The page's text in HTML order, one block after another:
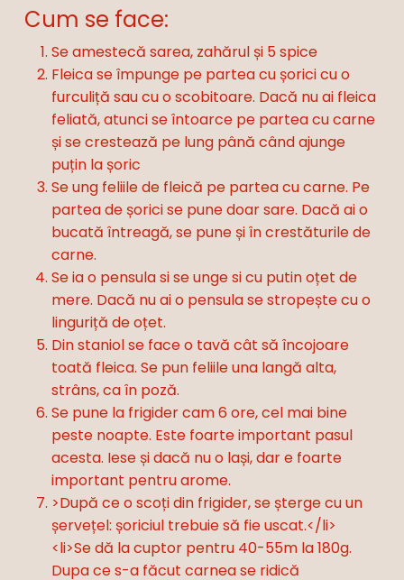
Cum se face:
Se amestecă sarea, zahărul și 5 spice
Fleica se împunge pe partea cu șorici cu o
furculiță sau cu o scobitoare. Dacă nu ai fleica
feliată, atunci se întoarce pe partea cu carne
și se crestează pe lung până când ajunge
puțin la șoric
Se ung feliile de fleică pe partea cu carne. Pe
partea de șorici se pune doar sare. Dacă ai o
bucată întreagă, se pune și în crestăturile de
carne.
Se ia o pensula si se unge si cu putin oțet de
mere. Dacă nu ai o pensula se stropește cu o
linguriță de oțet.
Din staniol se face o tavă cât să încojoare
toată fleica. Se pun feliile una langă alta,
strâns, ca în poză.
Se pune la frigider cam 6 ore, cel mai bine
peste noapte. Este foarte important pasul
acesta. Iese și dacă nu o lași, dar e foarte
important pentru arome.
>După ce o scoți din frigider, se șterge cu un
șervețel: șoriciul trebuie să fie uscat.</li>
<li>Se dă la cuptor pentru 40-55m la 180g.
Dupa ce s-a făcut carnea se ridică